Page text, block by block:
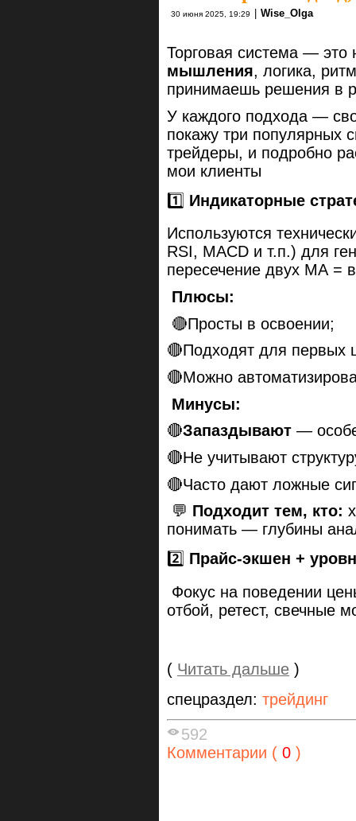
30 июня 2025, 19:29 Wise_Olga
Торговая система —
мышления, логика,
принимаешь решения в
У каждого подхода —
покажу три популярных
трейдеры, и подробно
мои клиенты
1️⃣ Индикаторные
Используются
RSI, MACD и т.п.) для
пересечение двух МА =
Плюсы:
🔴Просты в освоении;
🔴Подходят для первых
🔴Можно
Минусы:
🔴Запаздывают —
🔴Не учитывают
🔴Часто дают ложные
💬 Подходит тем, кто:
понимать — глубины
2️⃣ Прайс-экшен +
Фокус на поведении
отбой, ретест, свечные
( Читать дальше )
спецраздел: трейдинг
592
Комментарии ( 0 )